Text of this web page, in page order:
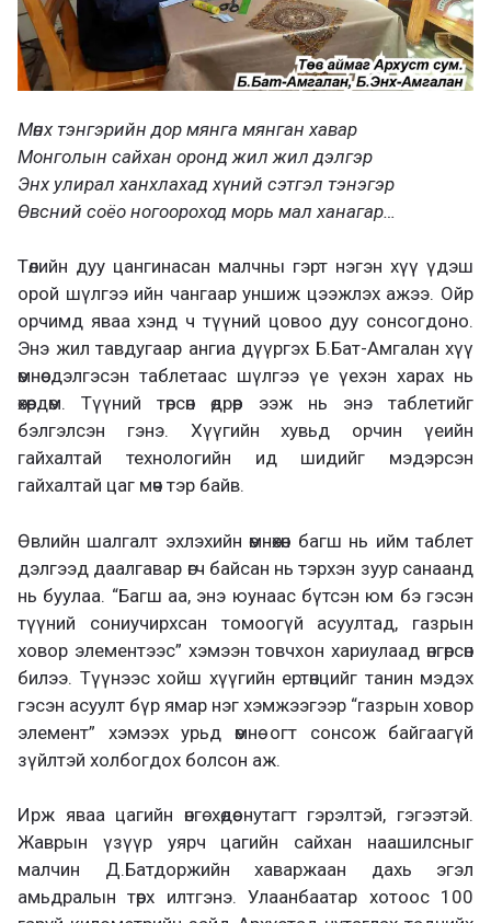
Мөнх тэнгэрийн дор мянга мянган хавар
Монголын сайхан оронд жил жил дэлгэр
Энх улирал ханхлахад хүний сэтгэл тэнэгэр
Өвсний соёо ногоороход морь мал ханагар…
Төлийн дуу цангинасан малчны гэрт нэгэн хүү үдэш
орой шүлгээ ийн чангаар уншиж цээжлэх ажээ. Ойр
орчимд яваа хэнд ч түүний цовоо дуу сонсогдоно.
Энэ жил тавдугаар ангиа дүүргэх Б.Бат-Амгалан хүү
өмнөө дэлгэсэн таблетаас шүлгээ үе үехэн харах нь
өхөөрдөм. Түүний төрсөн өдрөөр ээж нь энэ таблетийг
бэлгэлсэн гэнэ. Хүүгийн хувьд орчин үеийн
гайхалтай технологийн ид шидийг мэдэрсэн
гайхалтай цаг мөч тэр байв.
Өвлийн шалгалт эхлэхийн өмнөхөн багш нь ийм таблет
дэлгээд даалгавар өгч байсан нь тэрхэн зуур санаанд
нь буулаа. “Багш аа, энэ юунаас бүтсэн юм бэ гэсэн
түүний сониучирхсан томоогүй асуултад, газрын
ховор элементээс” хэмээн товчхон хариулаад өнгөрсөн
билээ. Түүнээс хойш хүүгийн ертөнцийг танин мэдэх
гэсэн асуулт бүр ямар нэг хэмжээгээр “газрын ховор
элемент” хэмээх урьд өмнө огт сонсож байгаагүй
зүйлтэй холбогдох болсон аж.
Ирж яваа цагийн өнгө хөдөө нутагт гэрэлтэй, гэгээтэй.
Жаврын үзүүр уярч цагийн сайхан наашилсныг
малчин Д.Батдоржийн хаваржаан дахь эгэл
амьдралын төрх илтгэнэ. Улаанбаатар хотоос 100